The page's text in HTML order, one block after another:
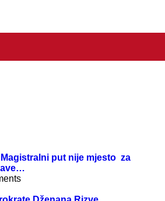
put nije mjesto za